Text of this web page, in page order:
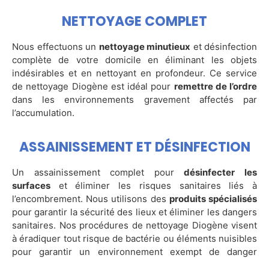
NETTOYAGE COMPLET
Nous effectuons un nettoyage minutieux et désinfection
complète de votre domicile en éliminant les objets
indésirables et en nettoyant en profondeur. Ce service
de nettoyage Diogène est idéal pour remettre de l’ordre
dans les environnements gravement affectés par
l’accumulation.
ASSAINISSEMENT ET DÉSINFECTION
Un assainissement complet pourdésinfecter les
surfaces et éliminer les risques sanitaires liés à
l’encombrement. Nous utilisons des produits spécialisés
pour garantir la sécurité des lieux et éliminer les dangers
sanitaires. Nos procédures de nettoyage Diogène visent
à éradiquer tout risque de bactérie ou éléments nuisibles
pour garantir un environnement exempt de danger